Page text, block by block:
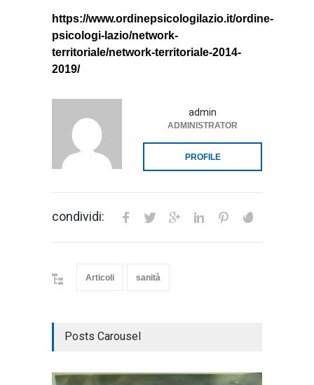
https://www.ordinepsicologilazio.it/ordine-
psicologi-lazio/network-
territoriale/network-territoriale-2014-
2019/
admin
ADMINISTRATOR
PROFILE
condividi:
Articoli sanità
Posts Carousel